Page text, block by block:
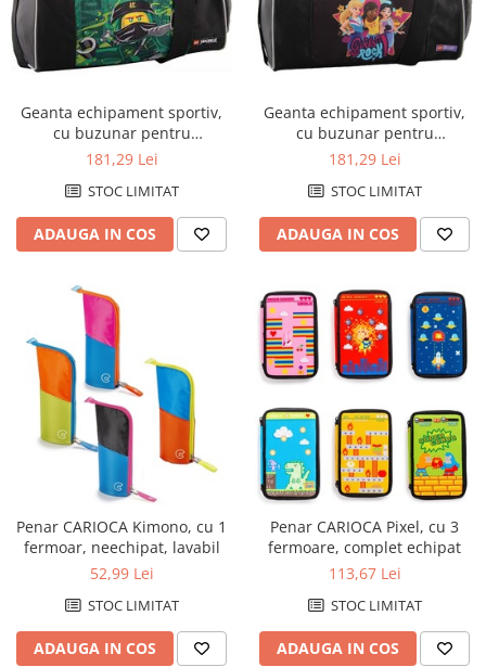
Geanta echipament sportiv,
cu buzunar pentru
incaltaminte, LEGO Core Line -
181,29 Lei
STOC LIMITAT
ADAUGA IN COS
Geanta echipament sportiv,
cu buzunar pentru
incaltaminte, LEGO Core Line -
181,29 Lei
STOC LIMITAT
ADAUGA IN COS
Penar CARIOCA Kimono, cu 1
fermoar, neechipat, lavabil
52,99 Lei
STOC LIMITAT
ADAUGA IN COS
Penar CARIOCA Pixel, cu 3
fermoare, complet echipat
113,67 Lei
STOC LIMITAT
ADAUGA IN COS